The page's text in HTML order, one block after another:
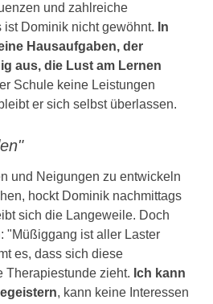
und zahlreiche
Dominik nicht gewöhnt. In
Hausaufgaben, der
aus, die Lust am Lernen
Schule keine Leistungen
er sich selbst überlassen.
und Neigungen zu entwickeln
hockt Dominik nachmittags
sich die Langeweile. Doch
"Müßiggang ist aller Laster
es, dass sich diese
Therapiestunde zieht. Ich kann
, kann keine Interessen